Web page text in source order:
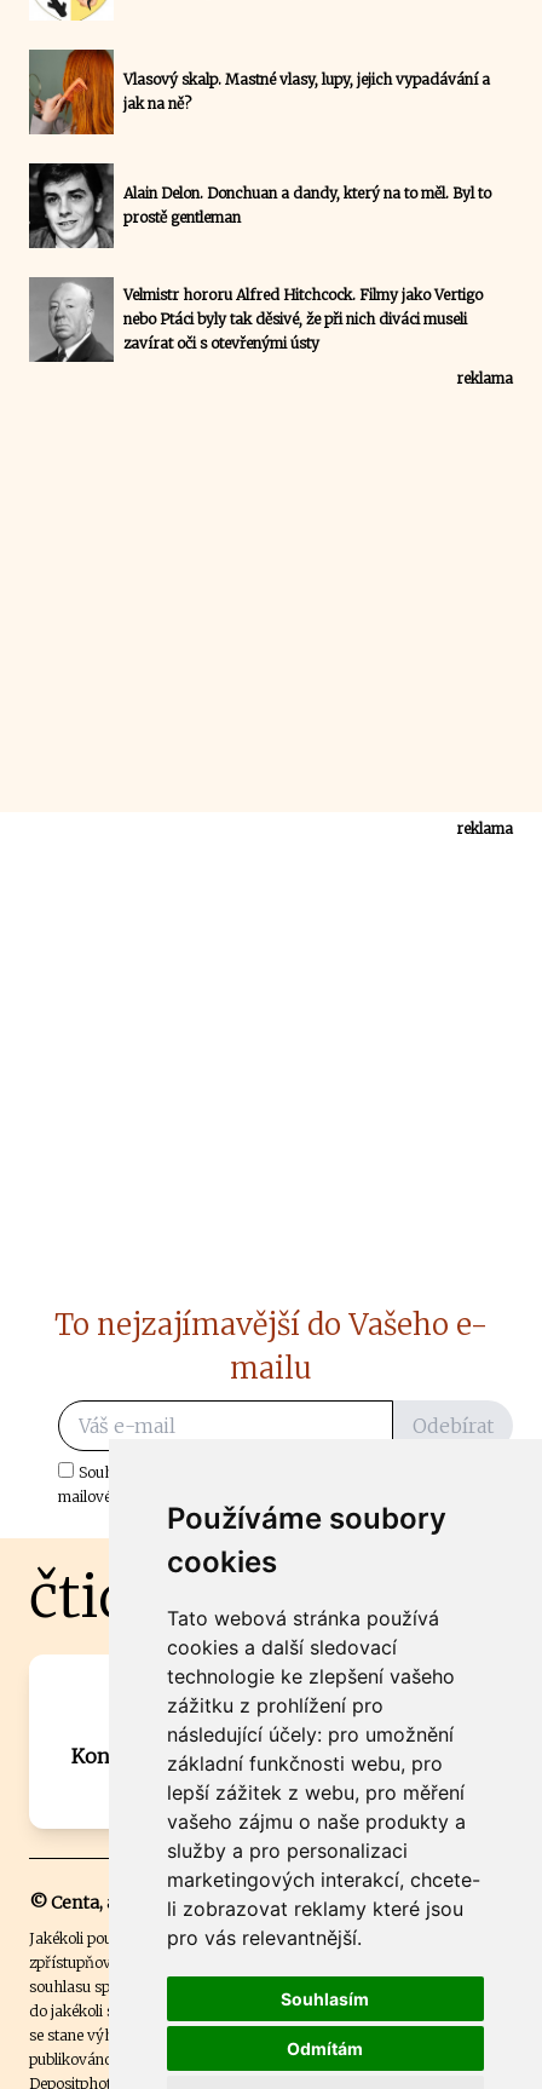
Používáme soubory
cookies
Tato webová stránka používá
cookies a další sledovací
technologie ke zlepšení vašeho
zážitku z prohlížení pro
následující účely: pro umožnění
základní funkčnosti webu, pro
lepší zážitek z webu, pro měření
vašeho zájmu o naše produkty a
služby a pro personalizaci
marketingových interakcí, chcete-
li zobrazovat reklamy které jsou
pro vás relevantnější.
Souhlasím
Odmítám
Vlasový skalp. Mastné vlasy, lupy, jejich vypadávání a
jak na ně?
Alain Delon. Donchuan a dandy, který na to měl. Byl to
prostě gentleman
Velmistr hororu Alfred Hitchcock. Filmy jako Vertigo
nebo Ptáci byly tak děsivé, že při nich diváci museli
zavírat oči s otevřenými ústy
reklama
reklama
To nejzajímavější do Vašeho e-
mailu
Odebírat
Souhlasím s odběrem důležitých zpráv ze ČtiDoma.cz do mé e-
mailové schránky.
čtidoma.cz
Máte zajímavou informaci? Chcete
spolupracovat?
Kontaktujte šéfredaktora Martina Chalupu:
chalupa@ctidoma.cz
© Centa, a.s.
Jakékoli použití obsahu včetně převzetí, šíření či dalšího užití a
zpřístupňování textových či obrazových materiálů bez písemného
souhlasu společnosti Centa,a.s. je zakázáno. Čtenář svým přihlášením
do jakékoli soutěže na našem webu dává souhlas s tím, že v případě, že
se stane výhercem této soutěže, může být jeho jméno na webu
publikováno. Centa, a.s. využívala licenci ČTK a využívá fotografie z
Depositphotos